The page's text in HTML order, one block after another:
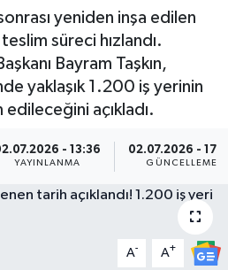
yeniden inşa edilen
teslim süreci hızlandı.
Bayram Taşkın,
yaklaşık 1.200 iş yerinin
açıkladı.
- 13:36
YAYINLANMA
02.07.2026 -
GÜNCELLEME
A- A+